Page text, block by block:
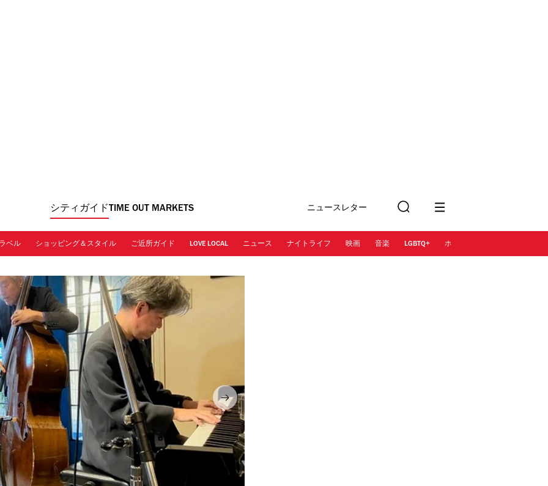
シティガイド TIME OUT MARKETS ニュースレター
に登録
索
ベル ショッピング＆スタイル ご近所ガイド LOVE LOCAL ニュース ナイトライフ 映画 音楽 LGBTQ+ ホテル